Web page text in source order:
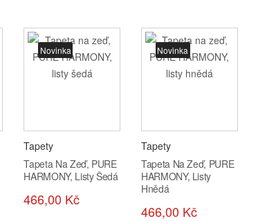
Novinka
Tapety
Tapeta Na Zeď, PURE
HARMONY, Listy Šedá
466,00 Kč
Novinka
Tapety
Tapeta Na Zeď, PURE
HARMONY, Listy
Hnědá
466,00 Kč